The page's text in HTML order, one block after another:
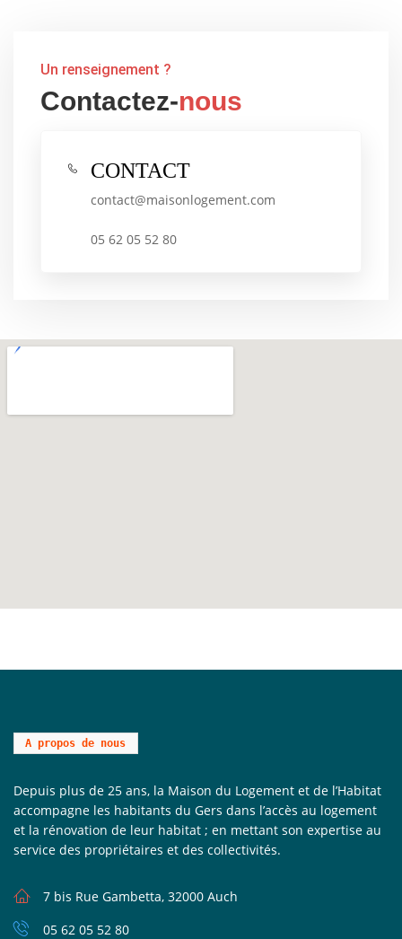
Un renseignement ?
Contactez-nous
CONTACT
contact@maisonlogement.com
05 62 05 52 80
A propos de nous
Depuis plus de 25 ans, la Maison du Logement et de l’Habitat
accompagne les habitants du Gers dans l’accès au logement
et la rénovation de leur habitat ; en mettant son expertise au
service des propriétaires et des collectivités.
7 bis Rue Gambetta, 32000 Auch
05 62 05 52 80